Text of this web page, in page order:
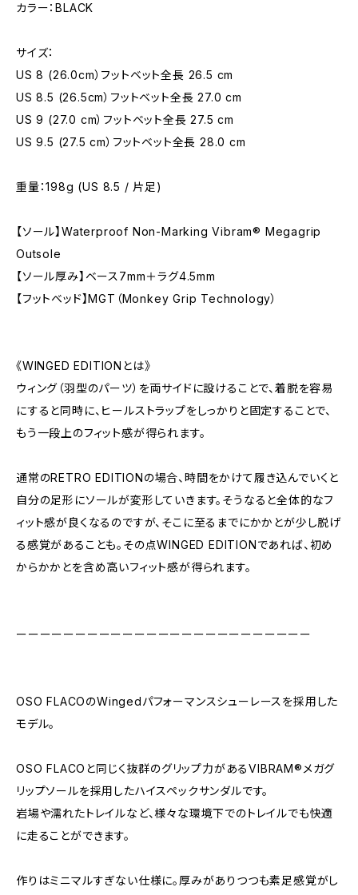
カラー：BLACK
サイズ：
US 8 (26.0cm）フットベット全長 26.5 cm
US 8.5 (26.5cm）フットベット全長 27.0 cm
US 9 (27.0 cm）フットベット全長 27.5 cm
US 9.5 (27.5 cm）フットベット全長 28.0 cm
重量：198g (US 8.5 / 片足)
【ソール】Waterproof Non-Marking Vibram® Megagrip
Outsole
【ソール厚み】ベース7mm＋ラグ4.5mm
【フットベッド】MGT（Monkey Grip Technology）
《WINGED EDITIONとは》
ウィング（羽型のパーツ）を両サイドに設けることで、着脱を容易
にすると同時に、ヒールストラップをしっかりと固定することで、
もう一段上のフィット感が得られます。
通常のRETRO EDITIONの場合、時間をかけて履き込んでいくと
自分の足形にソールが変形していきます。そうなると全体的なフ
ィット感が良くなるのですが、そこに至るまでにかかとが少し脱げ
る感覚があることも。その点WINGED EDITIONであれば、初め
からかかとを含め高いフィット感が得られます。
ーーーーーーーーーーーーーーーーーーーーーーーーー
OSO FLACOのWingedパフォーマンスシューレースを採用した
モデル。
OSO FLACOと同じく抜群のグリップ力があるVIBRAM®︎メガグ
リップソールを採用したハイスペックサンダルです。
岩場や濡れたトレイルなど、様々な環境下でのトレイルでも快適
に走ることができます。
作りはミニマルすぎない仕様に。厚みがありつつも素足感覚がし